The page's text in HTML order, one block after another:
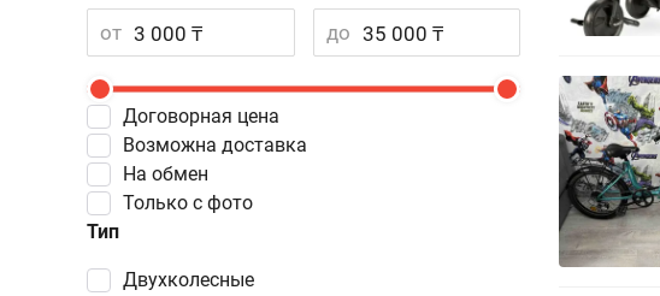
от до
Договорная цена
Возможна доставка
Тип
двухколесные
На обмен
Только с фото